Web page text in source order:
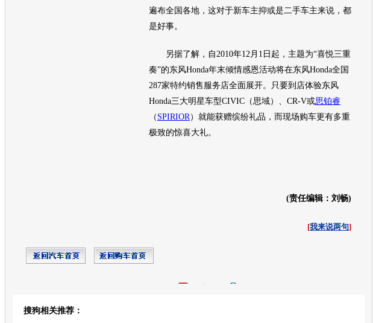
遍布全国各地，这对于新车主抑或是 二手车主来说，都
是好事。
另据了解，自2010年12月1日起，主题为“喜悦三重
奏”的东风Honda年末倾情感恩活动将在东风Honda全国
287家特约销售服务店全面展开。只要到店体验东风
Honda三大明星车型CIVIC （ 思域）、 CR-V或思铂睿
（ SPIRIOR ）就能获赠缤纷礼品，而现场购车更有多重
极致的惊喜大礼。
(责任编辑：刘畅)
[我来说两句]
搜狗相关推荐：